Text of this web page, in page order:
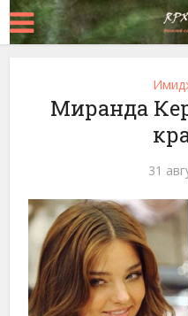
Миранда
31